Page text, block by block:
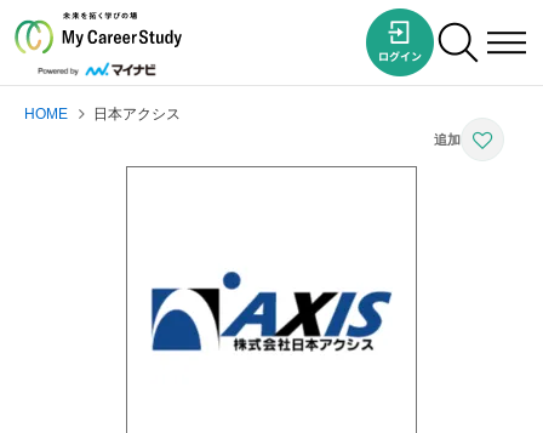
HOME 日本アクシス